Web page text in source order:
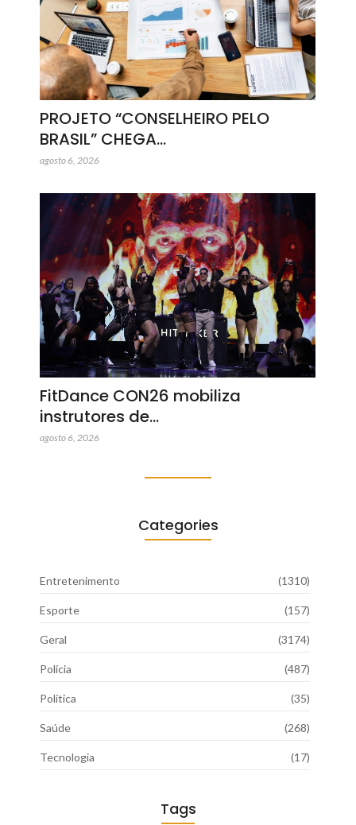
PROJETO “CONSELHEIRO PELO
BRASIL” CHEGA…
agosto 6, 2026
FitDance CON26 mobiliza
instrutores de…
agosto 6, 2026
Categories
Entretenimento (1310)
Esporte (157)
Geral (3174)
Polícia (487)
Política (35)
Saúde (268)
Tecnologia (17)
Tags